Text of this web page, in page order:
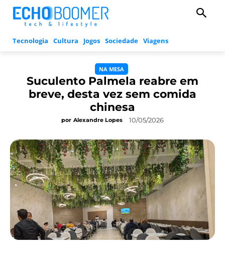
Tecnologia Cultura Jogos Sociedade Viagens
NA MESA
Suculento Palmela reabre em
breve, desta vez sem comida
chinesa
por Alexandre Lopes 10/05/2026